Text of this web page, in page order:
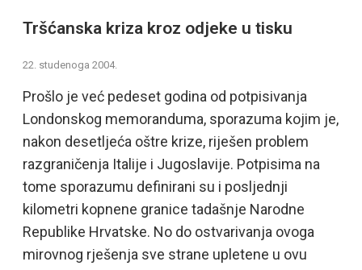
Tršćanska kriza kroz odjeke u tisku
22. studenoga 2004.
Prošlo je već pedeset godina od potpisivanja
Londonskog memoranduma, sporazuma kojim je,
nakon desetljeća oštre krize, riješen problem
razgraničenja Italije i Jugoslavije. Potpisima na
tome sporazumu definirani su i posljednji
kilometri kopnene granice tadašnje Narodne
Republike Hrvatske. No do ostvarivanja ovoga
mirovnog rješenja sve strane upletene u ovu